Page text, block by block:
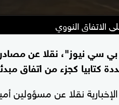
الاتفاق النووي
سي نيوز"، نقلا عن
كتابيا كجزء من اتفاق
نقلا عن مسؤولين